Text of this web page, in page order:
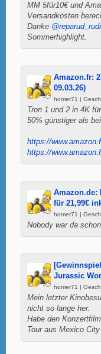
MM 5für10€ und
Versandkosten
Danke
Sommerhighlight.
Amazon.fr:
09.03.26)
homer71 |
Tron 1 und 2 in 4K
50% günstiger als bei
https://
https://
Amazon.de:
für 21,99€
homer71 |
Nobody war da
Jurassic
homer71 |
Mein letzter
nicht so lange her.
Habe den
Tour aus Mexico City